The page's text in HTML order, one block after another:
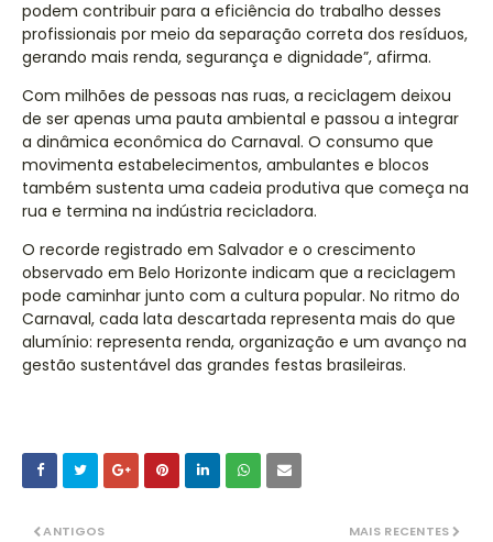
podem contribuir para a eficiência do trabalho desses
profissionais por meio da separação correta dos resíduos,
gerando mais renda, segurança e dignidade”, afirma.
Com milhões de pessoas nas ruas, a reciclagem deixou
de ser apenas uma pauta ambiental e passou a integrar
a dinâmica econômica do Carnaval. O consumo que
movimenta estabelecimentos, ambulantes e blocos
também sustenta uma cadeia produtiva que começa na
rua e termina na indústria recicladora.
O recorde registrado em Salvador e o crescimento
observado em Belo Horizonte indicam que a reciclagem
pode caminhar junto com a cultura popular. No ritmo do
Carnaval, cada lata descartada representa mais do que
alumínio: representa renda, organização e um avanço na
gestão sustentável das grandes festas brasileiras.
MAIS RECENTES
ANTIGOS